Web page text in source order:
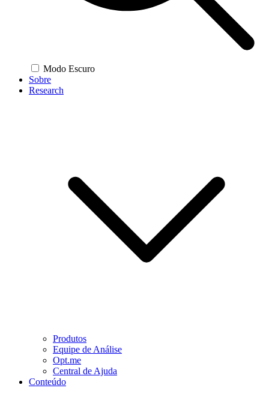
Modo Escuro
Sobre
Research
Produtos
Equipe de Análise
Opt.me
Central de Ajuda
Conteúdo